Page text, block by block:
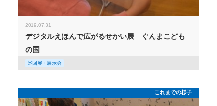
2019.07.31
デジタルえほんで広がるせかい展 ぐんまこども
の国
巡回展・展示会
これまでの様子